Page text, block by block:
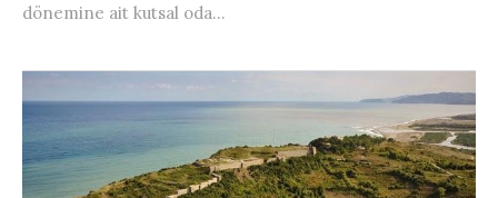
dönemine ait kutsal oda...